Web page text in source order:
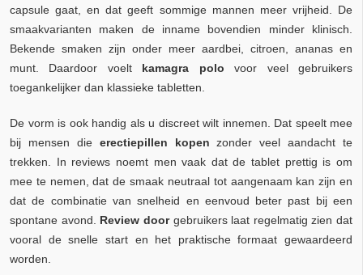
capsule gaat, en dat geeft sommige mannen meer vrijheid. De
smaakvarianten maken de inname bovendien minder klinisch.
Bekende smaken zijn onder meer aardbei, citroen, ananas en
munt. Daardoor voelt kamagra polo voor veel gebruikers
toegankelijker dan klassieke tabletten.
De vorm is ook handig als u discreet wilt innemen. Dat speelt mee
bij mensen die erectiepillen kopen zonder veel aandacht te
trekken. In reviews noemt men vaak dat de tablet prettig is om
mee te nemen, dat de smaak neutraal tot aangenaam kan zijn en
dat de combinatie van snelheid en eenvoud beter past bij een
spontane avond. Review doorgebruikers laat regelmatig zien dat
vooral de snelle start en het praktische formaat gewaardeerd
worden.